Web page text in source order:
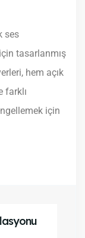
ses
tasarlanmış
hem açık
farklı
için